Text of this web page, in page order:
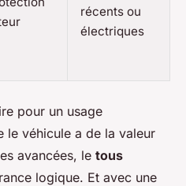
récents ou
électriques
pour un usage
le véhicule a de la valeur
avancées, le tous
logique. Et avec une